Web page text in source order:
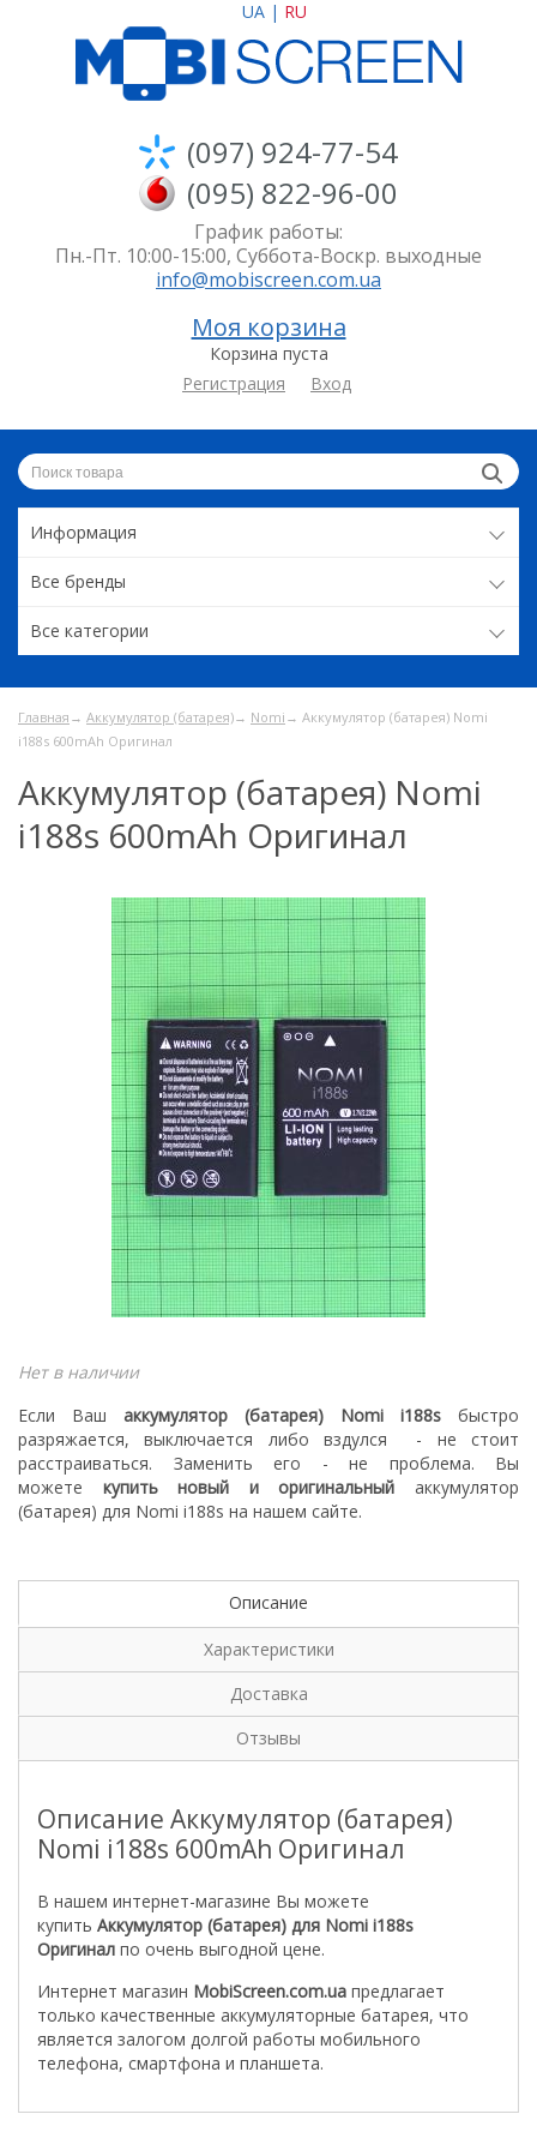
UA | RU
(097) 924-77-54
(095) 822-96-00
График работы:
Пн.-Пт. 10:00-15:00, Суббота-Воскр. выходные
info@mobiscreen.com.ua
Моя корзина
Корзина пуста
Регистрация
Вход
Информация
Все бренды
Все категории
Главная → Аккумулятор (батарея)→ Nomi → Аккумулятор (батарея) Nomi
i188s 600mAh Оригинал
Аккумулятор (батарея) Nomi
i188s 600mAh Оригинал
Нет в наличии
Если Ваш аккумулятор (батарея) Nomi i188s быстро
разряжается, выключается либо вздулся
- не стоит
расстраиваться. Заменить его - не проблема. Вы
можете купить новый и оригинальный аккумулятор
(батарея) для Nomi i188s на нашем сайте.
Описание
Характеристики
Доставка
Отзывы
Описание Аккумулятор (батарея)
Nomi i188s 600mAh Оригинал
В нашем интернет-магазине Вы можете
купить Аккумулятор (батарея) для Nomi i188s
Оригинал по очень выгодной цене.
Интернет магазин MobiScreen.com.ua предлагает
только качественные аккумуляторные батарея, что
является залогом долгой работы мобильного
телефона, смартфона и планшета.